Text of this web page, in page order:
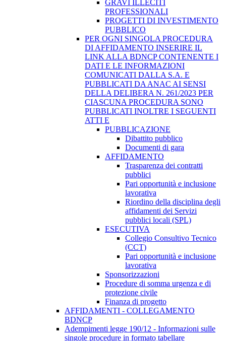
GRAVI ILLECITI
PROFESSIONALI
PROGETTI DI INVESTIMENTO
PUBBLICO
PER OGNI SINGOLA PROCEDURA
DI AFFIDAMENTO INSERIRE IL
LINK ALLA BDNCP CONTENENTE I
DATI E LE INFORMAZIONI
COMUNICATI DALLA S.A. E
PUBBLICATI DA ANAC AI SENSI
DELLA DELIBERA N. 261/2023 PER
CIASCUNA PROCEDURA SONO
PUBBLICATI INOLTRE I SEGUENTI
ATTI E
PUBBLICAZIONE
Dibattito pubblico
Documenti di gara
AFFIDAMENTO
Trasparenza dei contratti
pubblici
Pari opportunità e inclusione
lavorativa
Riordino della disciplina degli
affidamenti dei Servizi
pubblici locali (SPL)
ESECUTIVA
Collegio Consultivo Tecnico
(CCT)
Pari opportunità e inclusione
lavorativa
Sponsorizzazioni
Procedure di somma urgenza e di
protezione civile
Finanza di progetto
AFFIDAMENTI - COLLEGAMENTO
BDNCP
Adempimenti legge 190/12 - Informazioni sulle
singole procedure in formato tabellare